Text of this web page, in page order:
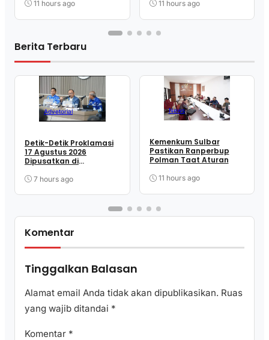
11 hours ago
Ranperbup Polman
11 hours ago
Berita Terbaru
Advetorial
Detik-Detik Proklamasi
17 Agustus 2026
Dipusatkan di
Kirang Mamuju
7 hours ago
News
Kemenkum Sulbar
Pastikan Ranperbup
Polman Taat Aturan
11 hours ago
Komentar
Tinggalkan Balasan
Alamat email Anda tidak akan dipublikasikan. Ruas
yang wajib ditandai *
Komentar *